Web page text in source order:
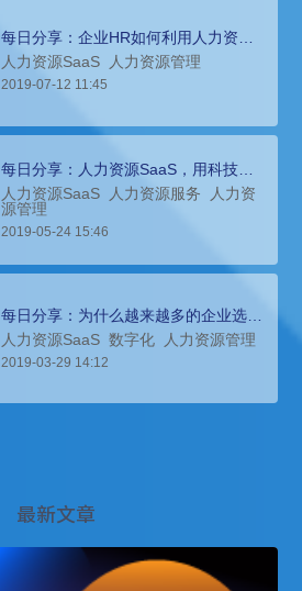
每日分享：企业HR如何利用人力资源
saas实现绩效自动化管理
人力资源SaaS 人力资源管理
2019-07-12 11:45
每日分享：人力资源SaaS，用科技解
放企业人力资源管理
人力资源SaaS 人力资源服务
人力资
源管理
2019-05-24 15:46
每日分享：为什么越来越多的企业选择
人力资源SaaS？使用需要注意什么？
人力资源SaaS 数字化 人力资源管理
2019-03-29 14:12
最新文章